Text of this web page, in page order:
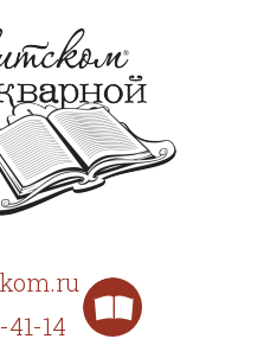
41-14